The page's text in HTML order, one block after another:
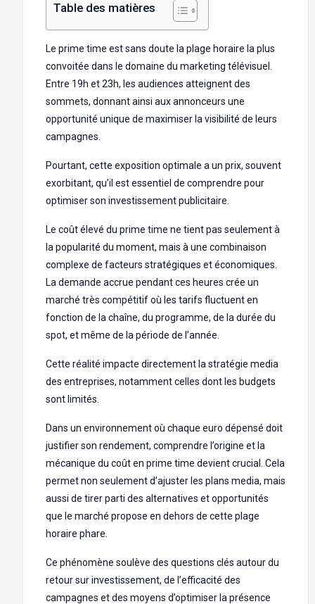
Table des matières
Le prime time est sans doute la plage horaire la plus
convoitée dans le domaine du marketing télévisuel.
Entre 19h et 23h, les audiences atteignent des
sommets, donnant ainsi aux annonceurs une
opportunité unique de maximiser la visibilité de leurs
campagnes.
Pourtant, cette exposition optimale a un prix, souvent
exorbitant, qu’il est essentiel de comprendre pour
optimiser son investissement publicitaire.
Le coût élevé du prime time ne tient pas seulement à
la popularité du moment, mais à une combinaison
complexe de facteurs stratégiques et économiques.
La demande accrue pendant ces heures crée un
marché très compétitif où les tarifs fluctuent en
fonction de la chaîne, du programme, de la durée du
spot, et même de la période de l’année.
Cette réalité impacte directement la stratégie media
des entreprises, notamment celles dont les budgets
sont limités.
Dans un environnement où chaque euro dépensé doit
justifier son rendement, comprendre l’origine et la
mécanique du coût en prime time devient crucial. Cela
permet non seulement d’ajuster les plans media, mais
aussi de tirer parti des alternatives et opportunités
que le marché propose en dehors de cette plage
horaire phare.
Ce phénomène soulève des questions clés autour du
retour sur investissement, de l’efficacité des
campagnes et des moyens d’optimiser la présence